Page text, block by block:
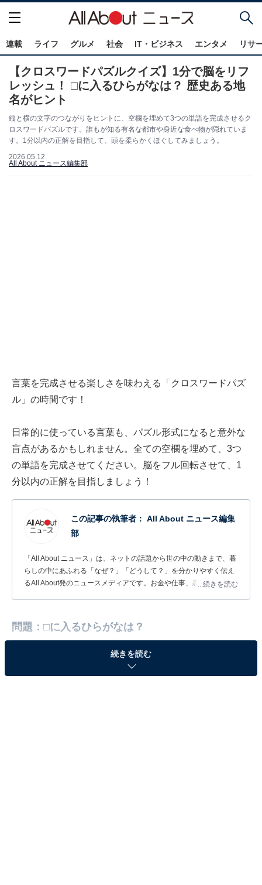
連載 ライフ グルメ 社会 IT・ビジネス エンタメ リサ
【クロスワードパズルクイズ】1分で脳をリフ
レッシュ！ □に入るひらがなは？ 歴史ある地
名がヒント
縦と横の文字のつながりをヒントに、空欄を埋めて3つの単語を完成させるク
ロスワードパズルです。誰もが知る有名な都市や身近な食べ物が隠れていま
す。1分以内の正解を目指して、頭を柔らかくほぐしてみましょう。
2026.05.12
All About ニュース編集部
言葉を完成させる楽しさを味わえる「クロスワードパズ
ル」の時間です！
日常的に使っている言葉も、パズル形式になると意外な
盲点があるかもしれません。全ての空欄を埋めて、3つ
の単語を完成させてください。脳をフル回転させて、1
分以内の正解を目指しましょう！
この記事の執筆者： All About ニュース編集
部
「All About ニュース」は、ネットの話題から世の中の動きまで、暮
らしの中にあふれる「なぜ？」「どうして？」を分かりやすく伝え
るAll About発のニュースメディアです。お金や仕事、恋愛、ITに関
...続きを読む
問題：□に入るひらがなは？
続きを読む